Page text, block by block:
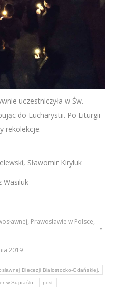
uczestniczyła w Św.
do Eucharystii. Po Liturgii
rekolekcje.
Sławomir Kiryluk
Wasiluk
, Prawosławie w Polsce,
2019
Diecezji Białostocko-Gdańskiej.
w Supraślu post